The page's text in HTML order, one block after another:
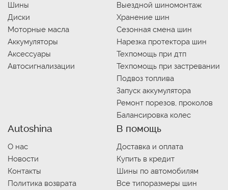
Шины
Диски
Моторные масла
Аккумуляторы
Аксессуары
Автосигнализации
Выездной шиномонтаж
Хранение шин
Сезонная смена шин
Нарезка протектора шин
Техпомощь при дтп
Техпомощь при застревании
Подвоз топлива
Запуск аккумулятора
Ремонт порезов, проколов
Балансировка колес
Autoshina
О нас
Новости
Контакты
Политика возврата
В помощь
Доставка и оплата
Купить в кредит
Шины по автомобилям
Все типоразмеры шин